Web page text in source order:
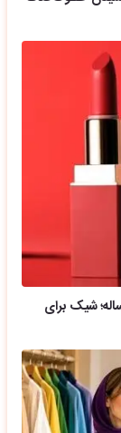
ترین رنگ های رژ لب مناسب خانم های 40 ساله؛ شیک برای